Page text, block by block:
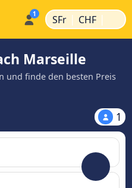
SFr | CHF |
Marseille
und finde den besten Preis
1